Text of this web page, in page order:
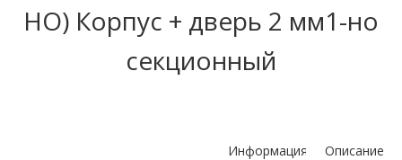
НО) Корпус + дверь 2 мм1-но
секционный
Информация Описание